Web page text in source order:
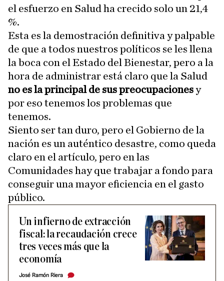
el esfuerzo en Salud ha crecido solo un 21,4
%.
Esta es la demostración definitiva y palpable
de que a todos nuestros políticos se les llena
la boca con el Estado del Bienestar, pero a la
hora de administrar está claro que la Salud
no es la principal de sus preocupacionesy
por eso tenemos los problemas que
tenemos.
Siento ser tan duro, pero el Gobierno de la
nación es un auténtico desastre, como queda
claro en el artículo, pero en las
Comunidades hay que trabajar a fondo para
conseguir una mayor eficiencia en el gasto
público.
Un infierno de extracción
fiscal: la recaudación crece
tres veces más que la
economía
José Ramón Riera